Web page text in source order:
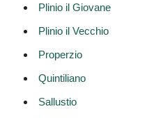
Plinio il Giovane
Plinio il Vecchio
Properzio
Quintiliano
Sallustio